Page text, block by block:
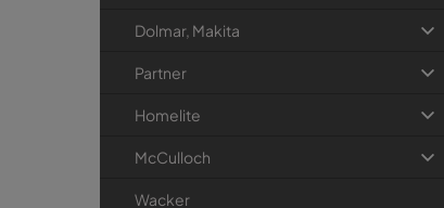
Dolmar, Makita
Partner
Homelite
McCulloch
Wacker